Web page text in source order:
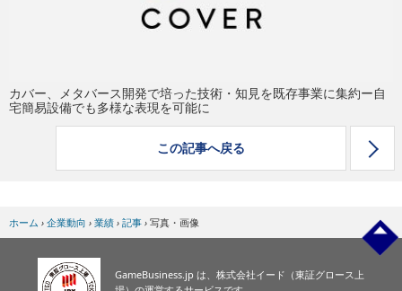
カバー、メタバース開発で培った技術・知見を既存事業に集約ー自
宅簡易設備でも多様な表現を可能に
この記事へ戻る
ホーム › 企業動向 › 業績 › 記事 › 写真・画像
GameBusiness.jp は、株式会社イード（東証グロース上